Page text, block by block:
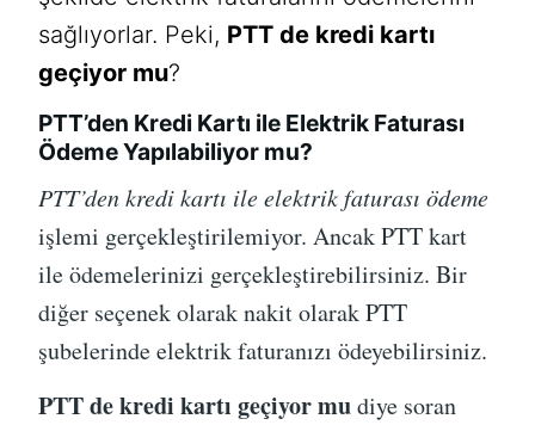
sağlıyorlar. Peki, PTT de kredi kartı
geçiyor mu?
PTT’den Kredi Kartı ile Elektrik Faturası
Ödeme Yapılabiliyor mu?
PTT’den kredi kartı ile elektrik faturası ödeme
işlemi gerçekleştirilemiyor. Ancak PTT kart
ile ödemelerinizi gerçekleştirebilirsiniz. Bir
diğer seçenek olarak nakit olarak PTT
şubelerinde elektrik faturanızı ödeyebilirsiniz.
PTT de kredi kartı geçiyor mudiye soran